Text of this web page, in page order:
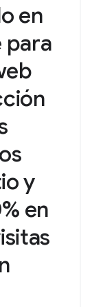
en
para
y
en